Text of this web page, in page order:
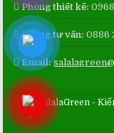
Phòng thiết kế:
Phòng tư vấn: 0886
Email:
SalalaGreen -